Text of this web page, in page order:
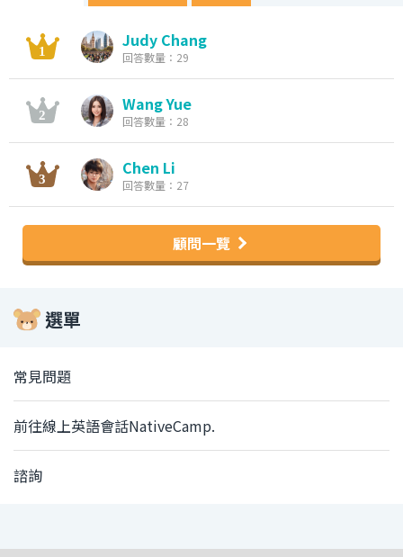
Judy Chang
回答數量：29
Wang Yue
回答數量：28
Chen Li
回答數量：27
顧問一覽
選單
常見問題
前往線上英語會話NativeCamp.
諮詢